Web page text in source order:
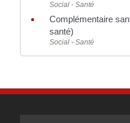
Social - Santé
Complémentaire
santé)
Social - Santé